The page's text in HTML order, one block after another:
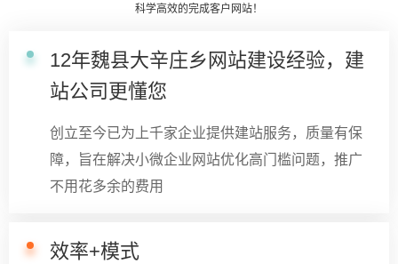
科学高效的完成客户网站！
12年魏县大辛庄乡网站建设经验，建
站公司更懂您
创立至今已为上千家企业提供建站服务，质量有保
障，旨在解决小微企业网站优化高门槛问题，推广
不用花多余的费用
效率+模式